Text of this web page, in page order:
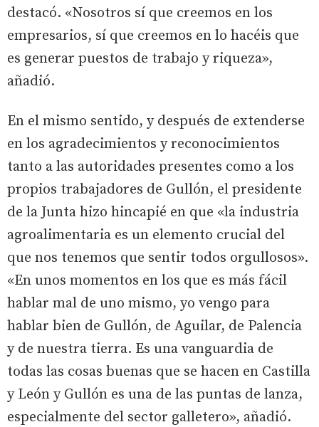
destacó. «Nosotros sí que creemos en los
empresarios, sí que creemos en lo hacéis que
es generar puestos de trabajo y riqueza»,
añadió.
En el mismo sentido, y después de extenderse
en los agradecimientos y reconocimientos
tanto a las autoridades presentes como a los
propios trabajadores de Gullón, el presidente
de la Junta hizo hincapié en que «la industria
agroalimentaria es un elemento crucial del
que nos tenemos que sentir todos orgullosos».
«En unos momentos en los que es más fácil
hablar mal de uno mismo, yo vengo para
hablar bien de Gullón, de Aguilar, de Palencia
y de nuestra tierra. Es una vanguardia de
todas las cosas buenas que se hacen en Castilla
y León y Gullón es una de las puntas de lanza,
especialmente del sector galletero», añadió.